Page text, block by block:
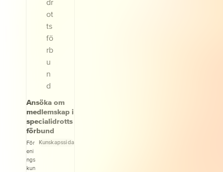
Ansöka om
medlemskap i
specialidrotts
förbund
För
eni
ngs
kun
Kunskapssida